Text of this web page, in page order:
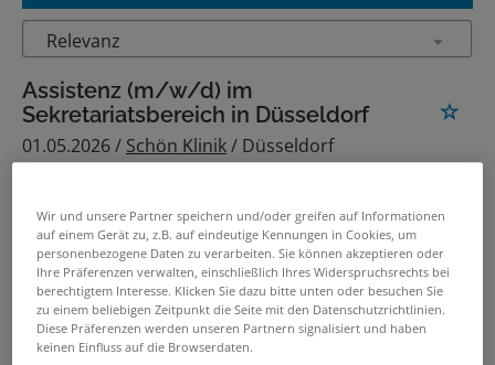
Assistenz (m/w/d) im
Sekretariatsbereich in Düsseldorf
01.05.2026 / Schön Klinik/ Düsseldorf
verwandte und ähnliche Stellenangebote
Sachbearbeiter*in (m/w/d)
29.07.2026 /Universitätsklinikum Düsseldorf /
Düsseldorf
Wir und unsere Partner speichern und/oder greifen auf Informationen
auf einem Gerät zu, z.B. auf eindeutige Kennungen in Cookies, um
personenbezogene Daten zu verarbeiten. Sie können akzeptieren oder
Ihre Präferenzen verwalten, einschließlich Ihres Widerspruchsrechts bei
berechtigtem Interesse. Klicken Sie dazu bitte unten oder besuchen Sie
zu einem beliebigen Zeitpunkt die Seite mit den Datenschutzrichtlinien.
Diese Präferenzen werden unseren Partnern signalisiert und haben
keinen Einfluss auf die Browserdaten.